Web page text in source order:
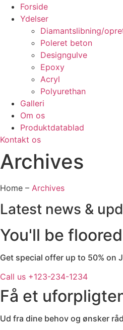
Forside
Ydelser
Diamantslibning/
Poleret beton
Designgulve
Epoxy
Acryl
Polyurethan
Galleri
Om os
Produktdatablad
Kontakt os
Archives
Home – Archives
Latest news &
You'll be
Get special offer up to 50% on
Call us +123-234-1234
Få et
Ud fra dine behov og ønsker